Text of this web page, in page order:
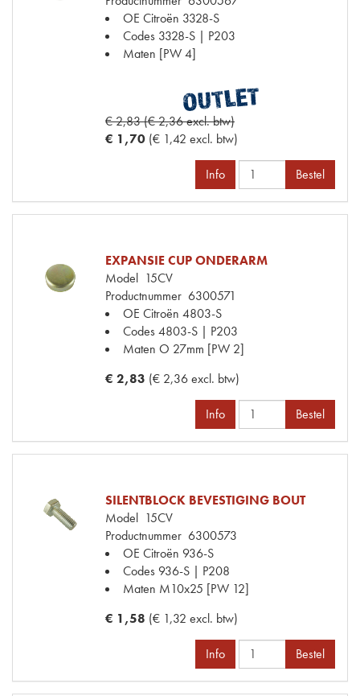
OE Citroën 3328-S
Codes 3328-S | P203
Maten [PW 4]
€ 2,83 (€ 2,36 excl. btw)
€ 1,70 (€ 1,42 excl. btw)
Info Bestel
EXPANSIE CUP ONDERARM
Model 15CV
Productnummer 6300571
OE Citroën 4803-S
Codes4803-S | P203
Maten O 27mm [PW 2]
€ 2,83 (€ 2,36 excl. btw)
Info Bestel
SILENTBLOCK BEVESTIGING BOUT
Model 15CV
Productnummer 6300573
OE Citroën 936-S
Codes 936-S | P208
Maten M10x25 [PW 12]
€ 1,58 (€ 1,32 excl. btw)
Info Bestel